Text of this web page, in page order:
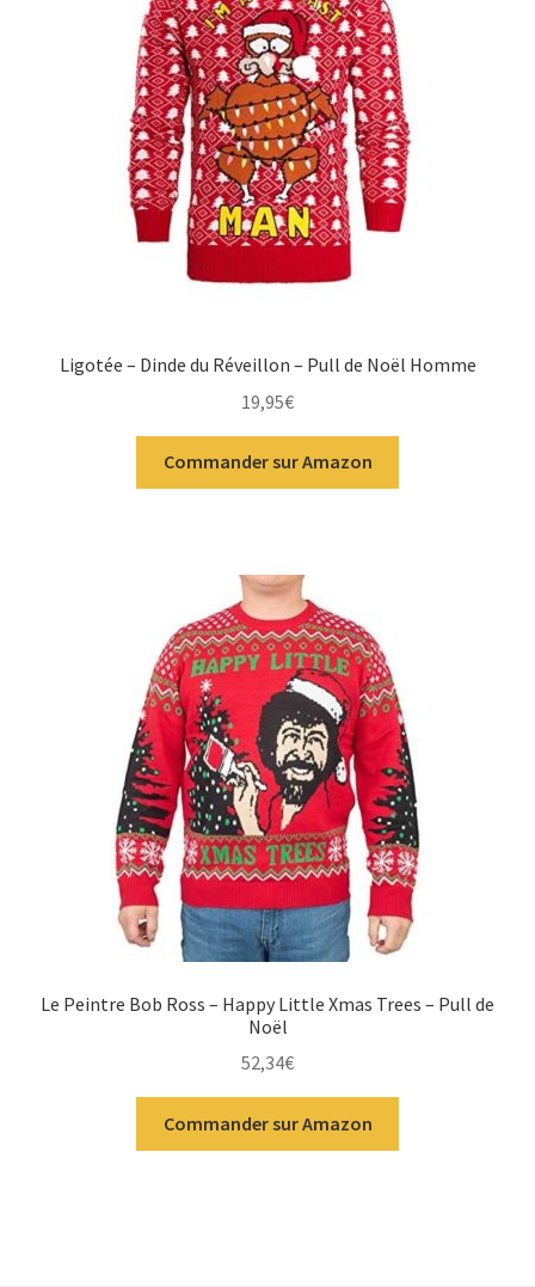
Ligotée – Dinde du Réveillon – Pull de Noël Homme
19,95€
Commander sur Amazon
Le Peintre Bob Ross – Happy Little Xmas Trees – Pull de
Noël
52,34€
Commander sur Amazon